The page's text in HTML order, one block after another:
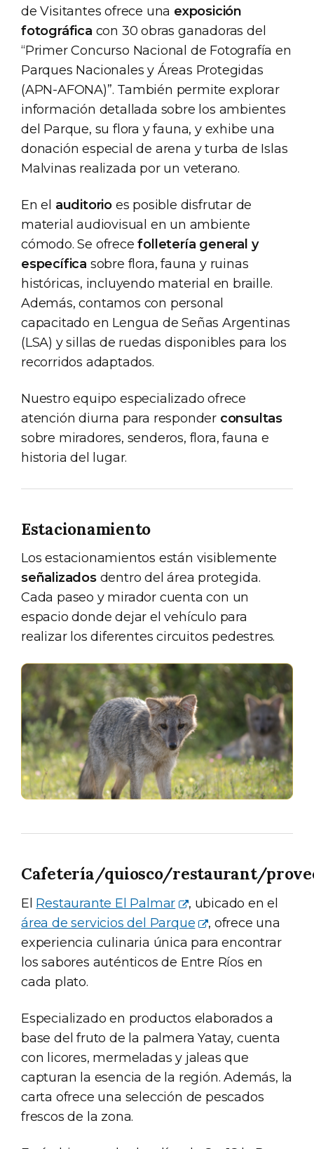
de Visitantes ofrece una exposición
fotográfica con 30 obras ganadoras del
“Primer Concurso Nacional de Fotografía en
Parques Nacionales y Áreas Protegidas
(APN-AFONA)”. También permite explorar
información detallada sobre los ambientes
del Parque, su flora y fauna, y exhibe una
donación especial de arena y turba de Islas
Malvinas realizada por un veterano.
En el auditorio es posible disfrutar de
material audiovisual en un ambiente
cómodo. Se ofrecefolletería general y
específica sobre flora, fauna y ruinas
históricas, incluyendo material en braille.
Además, contamos con personal
capacitado en Lengua de Señas Argentinas
(LSA) y sillas de ruedas disponibles para los
recorridos adaptados.
Nuestro equipo especializado ofrece
atención diurna para responder consultas
sobre miradores, senderos, flora, fauna e
historia del lugar.
Estacionamiento
Los estacionamientos están visiblemente
señalizadosdentro del área protegida.
Cada paseo y mirador cuenta con un
espacio donde dejar el vehículo para
realizar los diferentes circuitos pedestres.
Cafetería/quiosco/restaurant/
El Restaurante El Palmar
, ubicado en el
área de servicios del Parque
, ofrece una
experiencia culinaria única para encontrar
los sabores auténticos de Entre Ríos en
cada plato.
Especializado en productos elaborados a
base del fruto de la palmera Yatay, cuenta
con licores, mermeladas y jaleas que
capturan la esencia de la región. Además, la
carta ofrece una selección de pescados
frescos de la zona.